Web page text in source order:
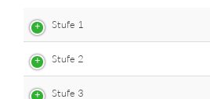
Stufe 1
Stufe 2
Stufe 3